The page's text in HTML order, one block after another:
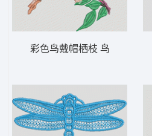
彩色鸟戴帽栖枝 鸟